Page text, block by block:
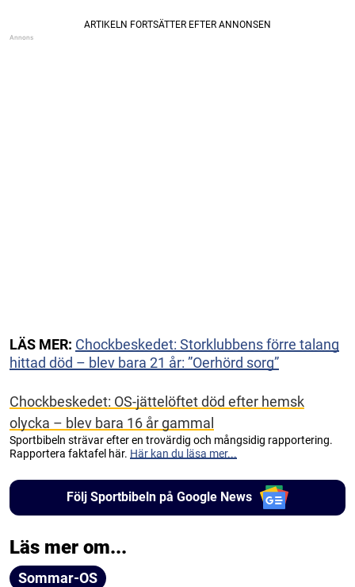
LÄS MER: Chockbeskedet: Storklubbens förre talang
hittad död – blev bara 21 år: ”Oerhörd sorg”
Chockbeskedet: OS-jättelöftet död efter hemsk
olycka – blev bara 16 år gammal
Sportbibeln strävar efter en trovärdig och mångsidig rapportering.
Rapportera faktafel här. Här kan du läsa mer...
Följ Sportbibeln på Google News
Läs mer om...
Sommar-OS